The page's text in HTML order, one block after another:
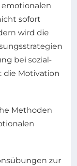
sofort
wird die
bei sozial-
die Motivation
Methoden
zur